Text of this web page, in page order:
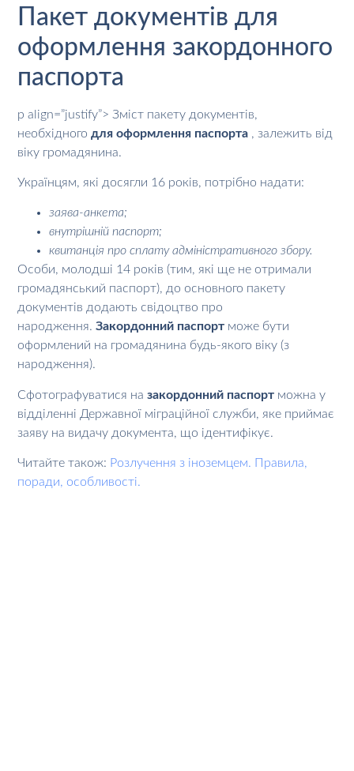
Пакет документів для
оформлення закордонного
паспорта
p align=”justify”> Зміст пакету документів,
необхідногодля оформлення паспорта , залежить від
віку громадянина.
Українцям, які досягли 16 років, потрібно надати:
заява-анкета;
внутрішній паспорт;
квитанція про сплату адміністративного збору.
Особи, молодші 14 років (тим, які ще не отримали
громадянський паспорт), до основного пакету
документів додають свідоцтво про
народження.Закордонний паспорт може бути
оформлений на громадянина будь-якого віку (з
народження).
Сфотографуватися назакордонний паспорт можна у
відділенні Державної міграційної служби, яке приймає
заяву на видачу документа, що ідентифікує.
Читайте також: Розлучення з іноземцем. Правила,
поради, особливості.